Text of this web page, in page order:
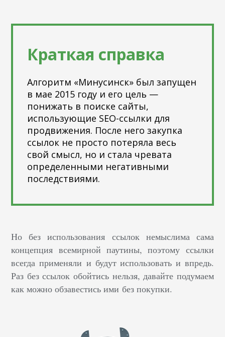
Краткая справка
Алгоритм «Минусинск» был запущен
в мае 2015 году и его цель —
понижать в поиске сайты,
использующие SEO-ссылки для
продвижения. После него закупка
ссылок не просто потеряла весь
свой смысл, но и стала чревата
определенными негативными
последствиями.
Но без использования ссылок немыслима сама
концепция всемирной паутины, поэтому ссылки
всегда применяли и будут использовать и впредь.
Раз без ссылок обойтись нельзя, давайте подумаем
как можно обзавестись ими без покупки.